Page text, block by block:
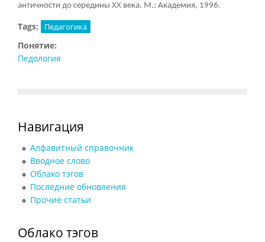
античности до середины XX века. М.: Академия, 1996.
Tags: Педагогика
Понятие:
Педология
Навигация
Алфавитный справочник
Вводное слово
Облако тэгов
Последние обновления
Прочие статьи
Облако тэгов